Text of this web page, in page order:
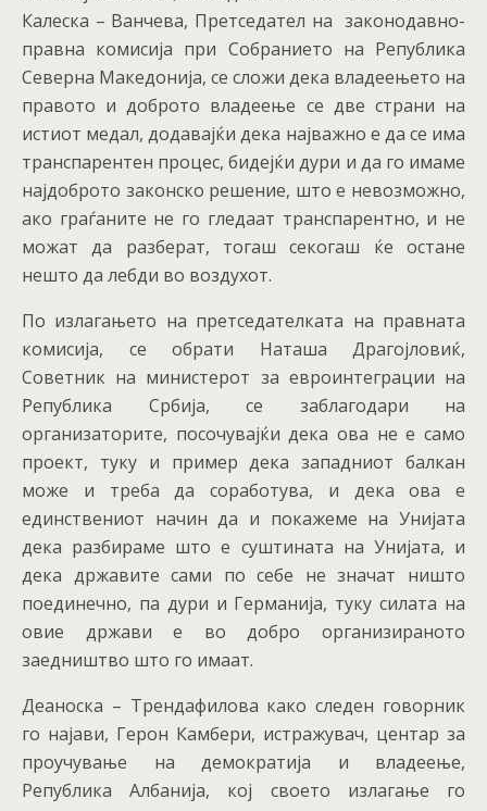
Калеска – Ванчева, Претседател на законодавно-
правна комисија при Собранието на Република
Северна Македонија, се сложи дека владеењето на
правото и доброто владеење се две страни на
истиот медал, додавајќи дека најважно е да се има
транспарентен процес, бидејќи дури и да го имаме
најдоброто законско решение, што е невозможно,
ако граѓаните не го гледаат транспарентно, и не
можат да разберат, тогаш секогаш ќе остане
нешто да лебди во воздухот.
По излагањето на претседателката на правната
комисија, се обрати Наташа Драгојловиќ,
Советник на министерот за евроинтеграции на
Република Србија, се заблагодари на
организаторите, посочувајќи дека ова не е само
проект, туку и пример дека западниот балкан
може и треба да соработува, и дека ова е
единствениот начин да и покажеме на Унијата
дека разбираме што е суштината на Унијата, и
дека државите сами по себе не значат ништо
поединечно, па дури и Германија, туку силата на
овие држави е во добро организираното
заедништво што го имаат.
Деаноска – Трендафилова како следен говорник
го најави, Герон Камбери, истражувач, центар за
проучување на демократија и владеење,
Република Албанија, кој своето излагање го